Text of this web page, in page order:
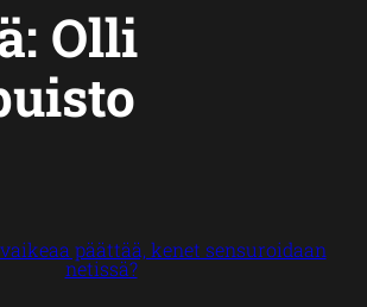
Olli
päättää, kenet sensuroidaan
netissä?